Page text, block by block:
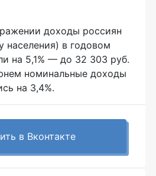
доходы россиян
населения) в годовом
на 5,1% — до 32 303 руб.
номинальные доходы
на 3,4%.
в Вконтакте